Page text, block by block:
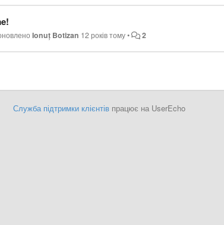
Ionuț Botizan 12 років тому• 2
Служба підтримки клієнтівпрацює на UserEcho